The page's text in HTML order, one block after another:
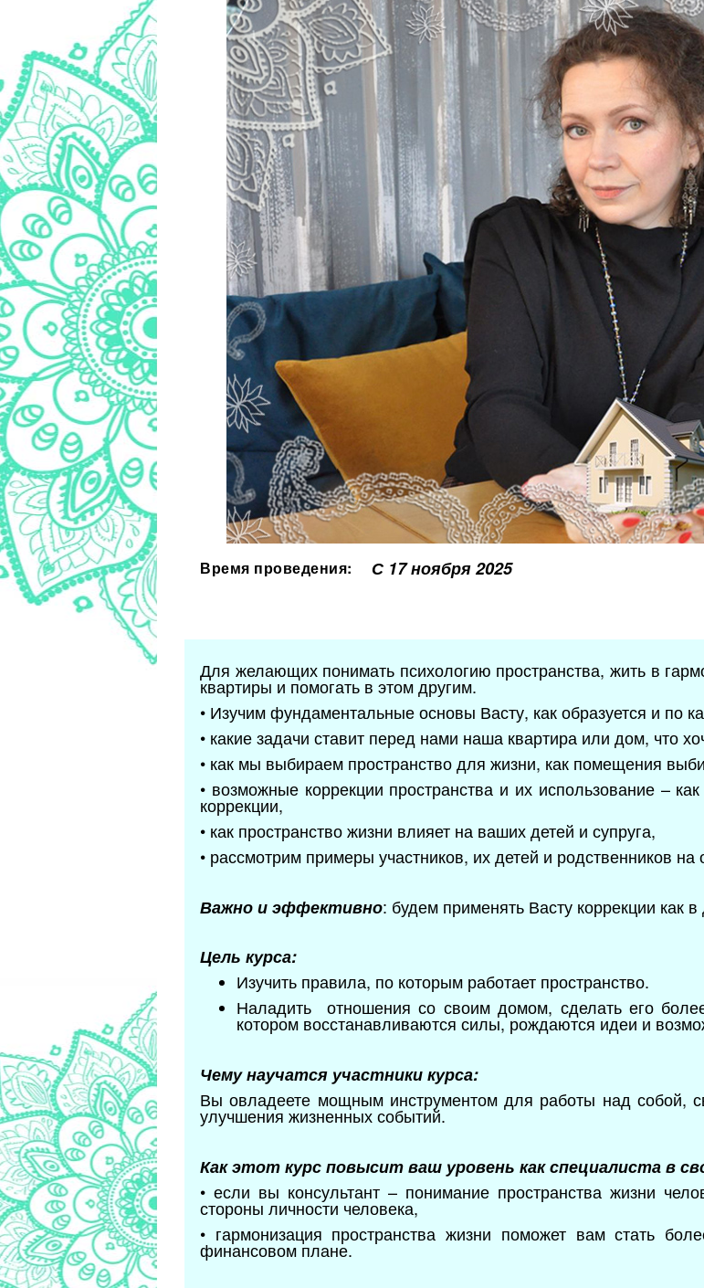
Время проведения: С 17 ноября 2025
Для желающих понимать психологию пространства, жить в
квартиры и помогать в этом другим.
• Изучим фундаментальные основы Васту, как образуется и по
• какие задачи ставит перед нами наша квартира или дом, что
• как мы выбираем пространство для жизни, как помещения
• возможные коррекции пространства и их использование –
коррекции,
• как пространство жизни влияет на ваших детей и супруга,
• рассмотрим примеры участников, их детей и родственников
Важно и эффективно: будем применять Васту коррекции как
Цель курса:
Изучить правила, по которым работает пространство.
Наладить отношения со своим домом, сделать его
котором восстанавливаются силы, рождаются идеи и
Чему научатся участники курса:
Вы овладеете мощным инструментом для работы над собой,
улучшения жизненных событий.
Как этот курс повысит ваш уровень как специалиста в
• если вы консультант – понимание пространства жизни
стороны личности человека,
• гармонизация пространства жизни поможет вам стать
финансовом плане.